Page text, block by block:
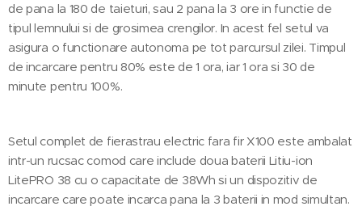
de pana la 180 de taieturi, sau 2 pana la 3 ore in functie de
tipul lemnului si de grosimea crengilor. In acest fel setul va
asigura o functionare autonoma pe tot parcursul zilei. Timpul
de incarcare pentru 80% este de 1 ora, iar 1 ora si 30 de
minute pentru 100%.
Setul complet de fierastrau electric fara fir X100 este ambalat
intr-un rucsac comod care include doua baterii Litiu-ion
LitePRO 38 cu o capacitate de 38Wh si un dispozitiv de
incarcare care poate incarca pana la 3 baterii in mod simultan.